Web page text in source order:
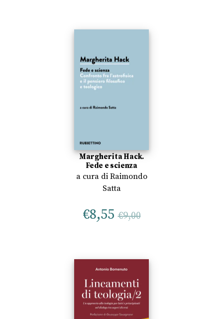
Margherita Hack.
Fede e scienza
a cura di Raimondo
Satta
€8,55 €9,00